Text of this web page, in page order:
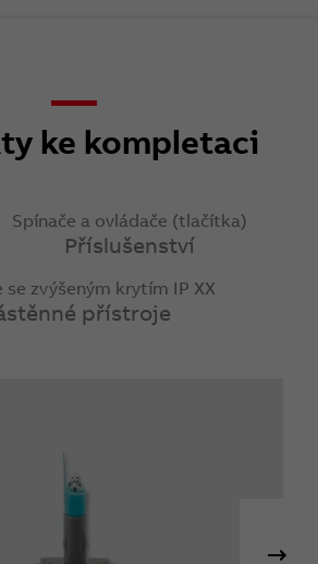
ke kompletaci
Spínače a ovládače (tlačítka)
Příslušenství
se zvýšeným krytím IP XX
přístroje